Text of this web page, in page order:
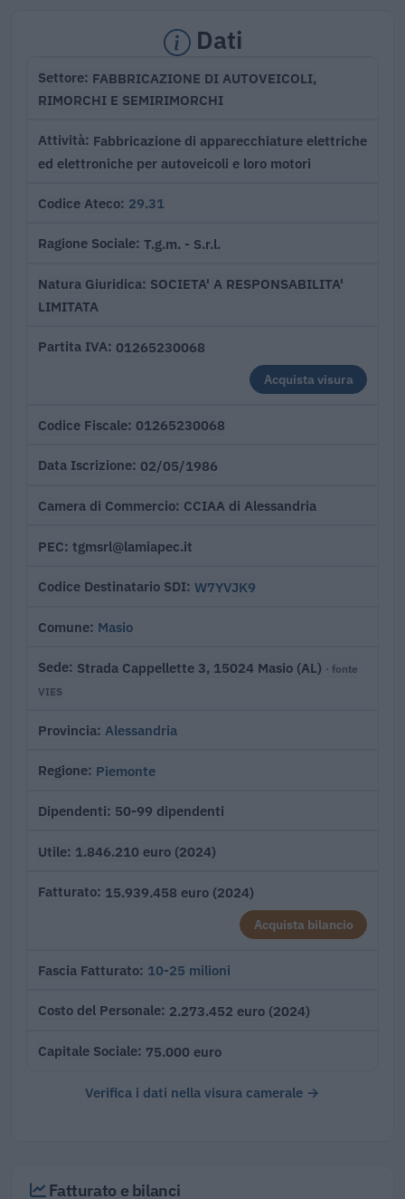
Dati
Settore FABBRICAZIONE DI AUTOVEICOLI,
RIMORCHI E SEMIRIMORCHI
Attività Fabbricazione di apparecchiature elettriche
ed elettroniche per autoveicoli e loro motori
Codice Ateco 29.31
Ragione Sociale T.g.m. - S.r.l.
Natura Giuridica SOCIETA' A RESPONSABILITA'
LIMITATA
Partita IVA 01265230068
Acquista visura
Codice Fiscale 01265230068
Data Iscrizione 02/05/1986
Camera di Commercio CCIAA di Alessandria
PEC tgmsrl@lamiapec.it
Codice Destinatario SDI W7YVJK9
Comune Masio
Sede Strada Cappellette 3, 15024 Masio (AL) · fonte
VIES
Provincia Alessandria
Regione Piemonte
Dipendenti 50-99 dipendenti
Utile 1.846.210 euro (2024)
Fatturato 15.939.458 euro (2024)
Acquista bilancio
Fascia Fatturato 10-25 milioni
Costo del Personale 2.273.452 euro (2024)
Capitale Sociale 75.000 euro
Verifica i dati nella visura camerale →
Fatturato e bilanci